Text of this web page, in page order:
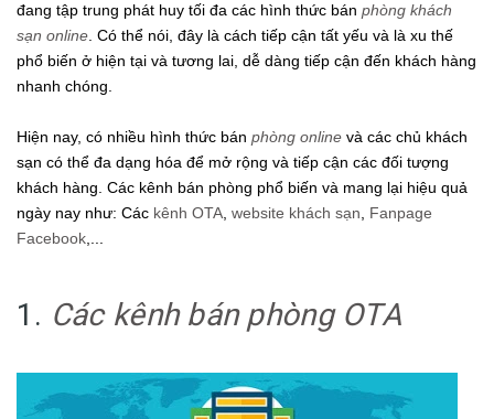
đang tập trung phát huy tối đa các hình thức bán phòng khách
sạn online . Có thể nói, đây là cách tiếp cận tất yếu và là xu thế
phổ biến ở hiện tại và tương lai, dễ dàng tiếp cận đến khách hàng
nhanh chóng.
Hiện nay, có nhiều hình thức bán phòng online và các chủ khách
sạn có thể đa dạng hóa để mở rộng và tiếp cận các đối tượng
khách hàng. Các kênh bán phòng phổ biến và mang lại hiệu quả
ngày nay như: Các kênh OTA website khách sạn
Fanpage
Facebook
1. Các kênh bán phòng OTA